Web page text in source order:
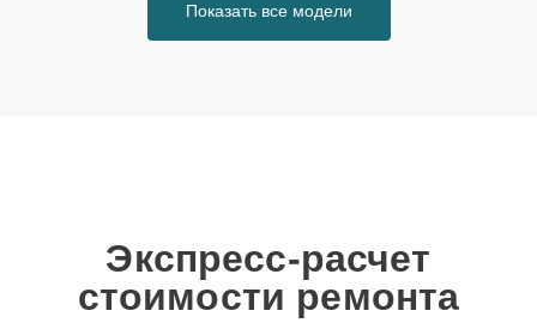
Показать все модели
Экспресс-расчет
стоимости ремонта